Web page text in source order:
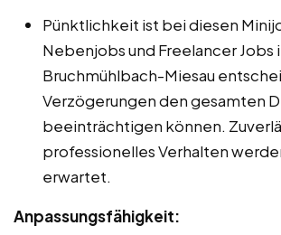
Pünktlichkeit ist bei diesen
Nebenjobs und Freelancer Jobs
Bruchmühlbach-Miesau
Verzögerungen den gesamten
beeinträchtigen können.
professionelles Verhalten
erwartet.
Anpassungsfähigkeit: